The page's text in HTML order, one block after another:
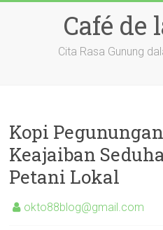
Café de
Cita Rasa Gunung
Kopi
Keajaiban
Petani Lokal
okto88blog@gmail.com